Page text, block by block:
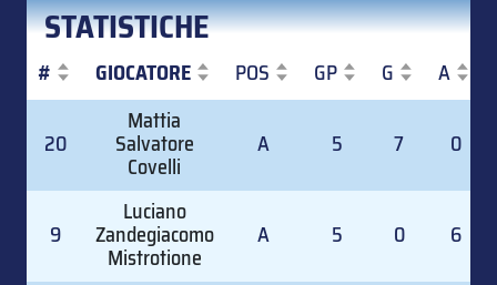
STATISTICHE
# GIOCATORE POS GP G A
GIOCATORE
20
Mattia
Salvatore
Covelli
A 5 7 0
9
Luciano
Zandegiacomo
Mistrotione
A 5 0 6